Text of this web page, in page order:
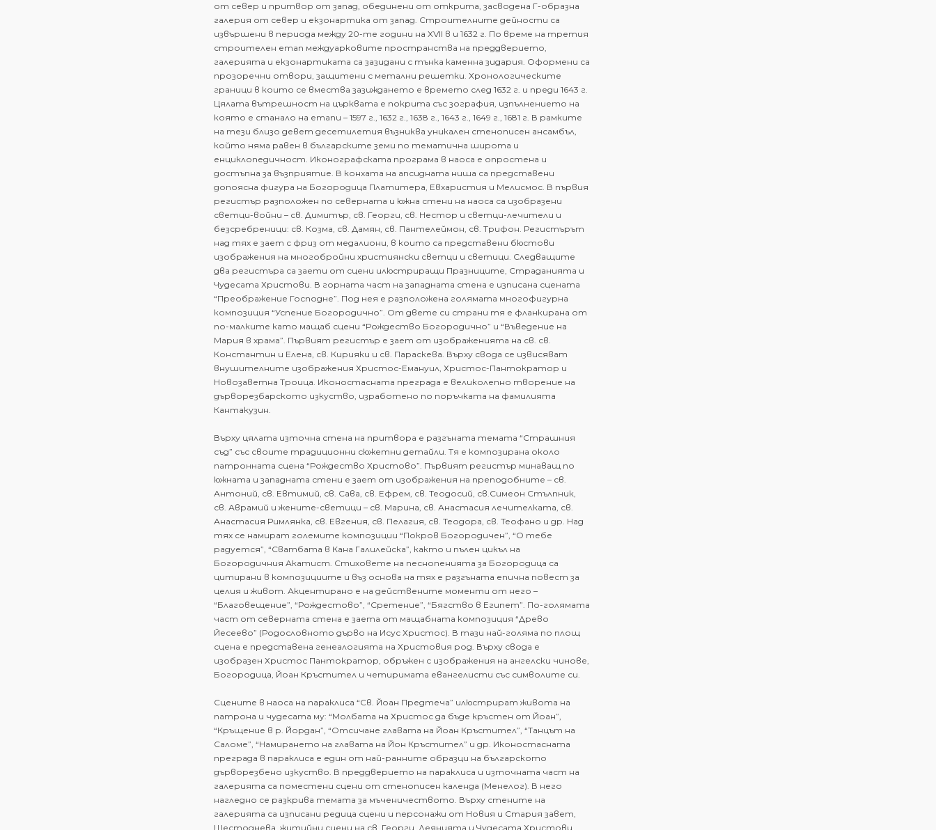
от север и притвор от запад, обединени от открита, засводена Г-образна
галерия от север и екзонартика от запад. Строителните дейности са
извършени в периода между 20-те години на XVII в и 1632 г. По време на третия
строителен етап междуарковите пространства на преддверието,
галерията и екзонартиката са зазидани с тънка каменна зидария. Оформени са
прозоречни отвори, защитени с метални решетки. Хронологическите
граници в които се вмества зазиждането е времето след 1632 г. и преди 1643 г.
Цялата вътрешност на църквата е покрита със зография, изпълнението на
която е станало на етапи – 1597 г., 1632 г., 1638 г., 1643 г., 1649 г., 1681 г. В рамките
на тези близо девет десетилетия възниква уникален стенописен ансамбъл,
който няма равен в българските земи по тематична широта и
енциклопедичност. Иконографската програма в наоса е опростена и
достъпна за възприятие. В конхата на апсидната ниша са представени
допоясна фигура на Богородица Платитера, Евхаристия и Мелисмос. В първия
регистър разположен по северната и южна стени на наоса са изобразени
светци-войни – св. Димитър, св. Георги, св. Нестор и светци-лечители и
безсребреници: св. Козма, св. Дамян, св. Пантелеймон, св. Трифон. Регистърът
над тях е зает с фриз от медалиони, в които са представени бюстови
изображения на многобройни християнски светци и светици. Следващите
два регистъра са заети от сцени илюстриращи Празниците, Страданията и
Чудесата Христови. В горната част на западната стена е изписана сцената
“Преображение Господне”. Под нея е разположена голямата многофигурна
композиция “Успение Богородично”. От двете си страни тя е фланкирана от
по-малките като мащаб сцени “Рождество Богородично” и “Въведение на
Мария в храма”. Първият регистър е зает от изображенията на св. св.
Константин и Елена, св. Кирияки и св. Параскева. Върху свода се извисяват
внушителните изображения Христос-Емануил, Христос-Пантократор и
Новозаветна Троица. Иконостасната преграда е великолепно творение на
дърворезбарското изкуство, изработено по поръчката на фамилията
Кантакузин.
Върху цялата източна стена на притвора е разгъната темата “Страшния
съд” със своите традиционни сюжетни детайли. Тя е композирана около
патронната сцена “Рождество Христово”. Първият регистър минаващ по
южната и западната стени е зает от изображения на преподобните – св.
Антоний, св. Евтимий, св. Сава, св. Ефрем, св. Теодосий, св.Симеон Стълпник,
св. Аврамий и жените-светици – св. Марина, св. Анастасия лечителката, св.
Анастасия Римлянка, св. Евгения, св. Пелагия, св. Теодора, св. Теофано и др. Над
тях се намират големите композиции “Покров Богородичен”, “О тебе
радуется”, “Сватбата в Кана Галилейска”, както и пълен цикъл на
Богородичния Акатист. Стиховете на песнопенията за Богородица са
цитирани в композициите и въз основа на тях е разгъната епична повест за
целия и живот. Акцентирано е на действените моменти от него –
“Благовещение”, “Рождестово”, “Сретение”, “Бягство в Египет”. По-голямата
част от северната стена е заета от мащабната композиция “Древо
Йесеево” (Родословното дърво на Исус Христос). В тази най-голяма по площ
сцена е представена генеалогията на Христовия род. Върху свода е
изобразен Христос Пантократор, обръжен с изображения на ангелски чинове,
Богородица, Йоан Кръстител и четиримата евангелисти със символите си.
Сцените в наоса на параклиса “Св. Йоан Предтеча” илюстрират живота на
патрона и чудесата му: “Молбата на Христос да бъде кръстен от Йоан”,
“Кръщение в р. Йордан”, “Отсичане главата на Йоан Кръстител”, “Танцът на
Саломе”, “Намирането на главата на Йон Кръстител” и др. Иконостасната
преграда в параклиса е един от най-ранните образци на българското
дърворезбено изкуство. В преддверието на параклиса и източната част на
галерията са поместени сцени от стенописен календа (Менелог). В него
нагледно се разкрива темата за мъченичеството. Върху стените на
галерията са изписани редица сцени и персонажи от Новия и Стария завет,
Шестоднева, житийни сцени на св. Георги, Деянията и Чудесата Христови,